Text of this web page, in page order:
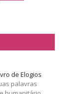
de Elogios
palavras